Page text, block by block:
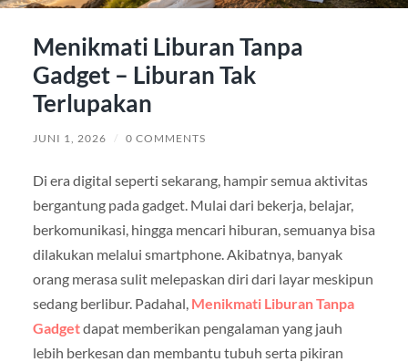
Menikmati Liburan Tanpa
Gadget – Liburan Tak
Terlupakan
JUNI 1, 2026 / 0 COMMENTS
Di era digital seperti sekarang, hampir semua aktivitas
bergantung pada gadget. Mulai dari bekerja, belajar,
berkomunikasi, hingga mencari hiburan, semuanya bisa
dilakukan melalui smartphone. Akibatnya, banyak
orang merasa sulit melepaskan diri dari layar meskipun
sedang berlibur. Padahal, Menikmati Liburan Tanpa
Gadgetdapat memberikan pengalaman yang jauh
lebih berkesan dan membantu tubuh serta pikiran